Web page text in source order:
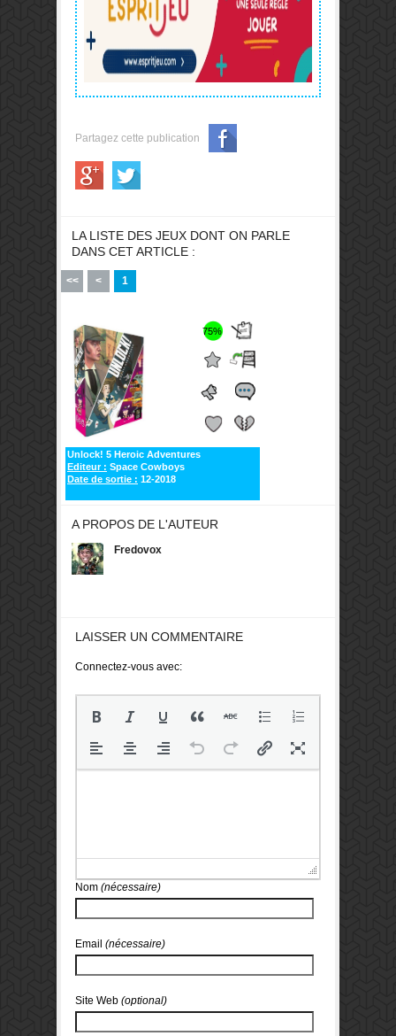
Partagez cette publication
LA LISTE DES JEUX DONT ON PARLE
DANS CET ARTICLE :
<< < 1
75%
Unlock! 5 Heroic Adventures
Editeur : Space Cowboys
Date de sortie : 12-2018
A PROPOS DE L'AUTEUR
Fredovox
LAISSER UN COMMENTAIRE
Connectez-vous avec:
Nom (nécessaire)
Email (nécessaire)
Site Web (optional)